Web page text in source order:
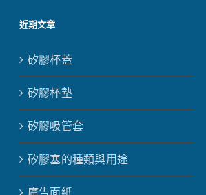
近期文章
矽膠杯蓋
矽膠杯墊
矽膠吸管套
矽膠塞的種類與用途
廣告面紙